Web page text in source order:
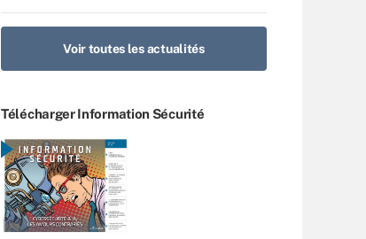
Voir toutes les actualités
Télécharger Information Sécurité